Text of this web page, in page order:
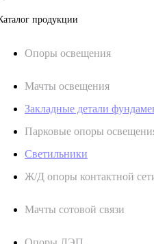
продукции
Oпоры oсвeщения
Мачты освещения
Закладные детали
Парковые опоры
Светильники
Ж/Д опоры контактной
Мачты сотовой связи